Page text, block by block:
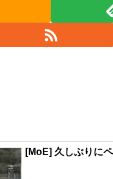
[MoE] 久しぶりに